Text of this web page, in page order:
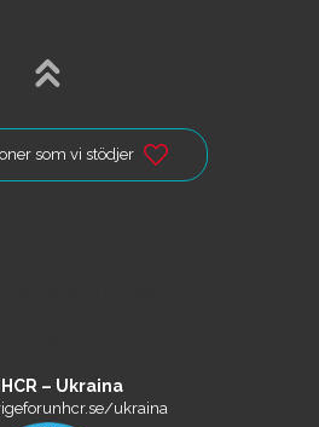
som vi stödjer
– Ukraina
ukraina